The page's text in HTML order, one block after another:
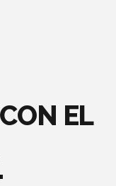
EL